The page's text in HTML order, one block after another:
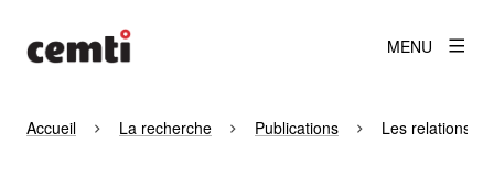
MENU
Accueil La recherche Publications Les relations